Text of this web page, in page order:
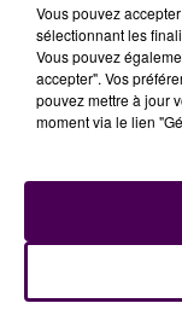
UNE ALIMENTATION
Vous pouvez
sélectionnant les
Vous pouvez
accepter". Vos
pouvez mettre à jour
moment via le lien